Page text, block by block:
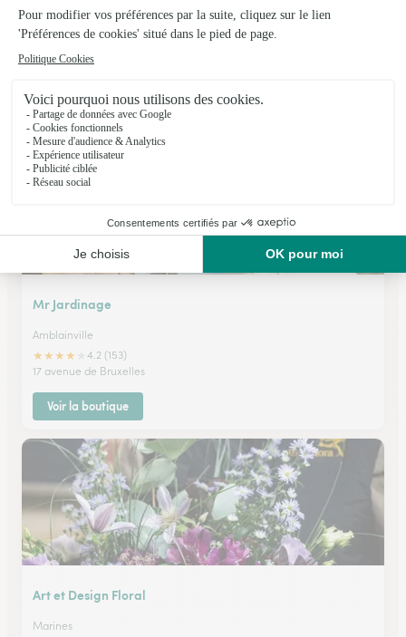
Art Fleurs
★★★★★4.1 (129)
Voir la boutique
Mr Jardinage
Amblainville
★★★★
4.2 (153)
17 avenue de Bruxelles
Voir la boutique
Art et Design Floral
Marines